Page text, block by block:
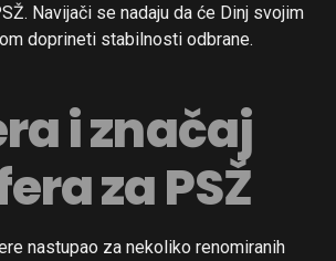
Navijači se nadaju da će Dinj svojim
doprineti stabilnosti odbrane.
i značaj
za PSŽ
nastupao za nekoliko renomiranih